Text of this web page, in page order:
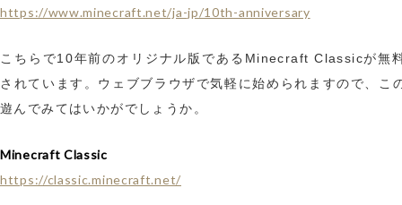
https://www.minecraft.net/ja-jp/10th-anniversary
こちらで10年前のオリジナル版であるMinecraft Classicが無
されています。ウェブブラウザで気軽に始められますので、こ
遊んでみてはいかがでしょうか。
Minecraft Classic
https://classic.minecraft.net/